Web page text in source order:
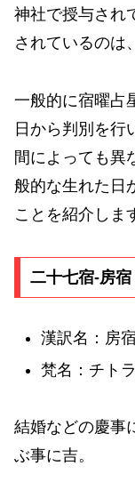
神社で授与され
されているのは
一般的に宿曜占
日から判別を行
間によっても異
般的な生れた日
ことを紹介しま
二十七宿-房宿
漢訳名：房
梵名：チト
結婚などの慶事
ぶ事に吉。